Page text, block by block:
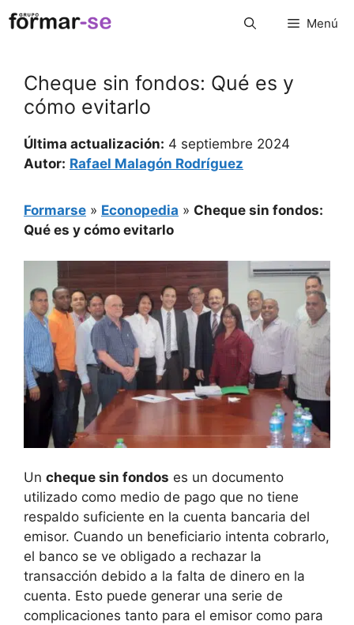
Saltar
al
Menú
Cheque sin fondos: Qué es y
cómo evitarlo
Última actualización: 4 septiembre 2024
Autor: Rafael Malagón Rodríguez
Formarse » Econopedia » Cheque sin fondos:
Qué es y cómo evitarlo
Un cheque sin fondos es un documento
utilizado como medio de pago que no tiene
respaldo suficiente en la cuenta bancaria del
emisor. Cuando un beneficiario intenta cobrarlo,
el banco se ve obligado a rechazar la
transacción debido a la falta de dinero en la
cuenta. Esto puede generar una serie de
complicaciones tanto para el emisor como para